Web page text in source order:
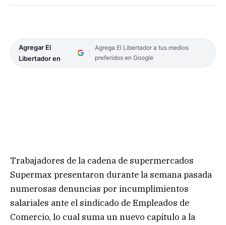
Agregar El
Libertador en
Agrega El Libertador a tus medios
preferidos en Google
Trabajadores de la cadena de supermercados
Supermax presentaron durante la semana pasada
numerosas denuncias por incumplimientos
salariales ante el sindicado de Empleados de
Comercio, lo cual suma un nuevo capítulo a la